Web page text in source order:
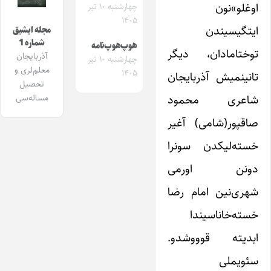
اوغلو»نون
ایتگیسیندن
توختامادان، دیگر
تانینمیش آذربایجان
شاعری محمود
صاقپور(شامی) آغیر
خسته‌لیکدن سونرا
دونن اورمی
شهری‌نین امام رضا
خسته‌خاناسیندا
ابدیته قوووشدو.
سئویملی
چهارشنبه ۱۰ تیر
۱۴۰۵
هوپ‌هوپ‌نامه
چهارشنبه ۱۰ تیر
۱۴۰۵
مجله ایشیق
شماره 1
آذربایجان
معلم‌لری و
تحصیل
مساله‌سی